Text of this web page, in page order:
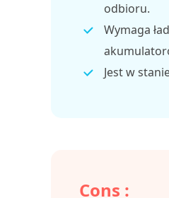
odbioru.
Wymaga
Jest w
Cons :